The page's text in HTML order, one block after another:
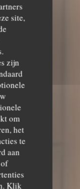
site,
zijn
om
het
te
aan
Klik